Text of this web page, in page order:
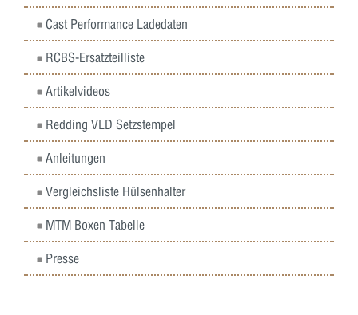
Cast Performance Ladedaten
RCBS-Ersatzteilliste
Artikelvideos
Redding VLD Setzstempel
Anleitungen
Vergleichsliste Hülsenhalter
MTM Boxen Tabelle
Presse